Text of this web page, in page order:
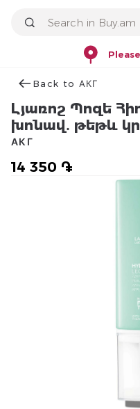
Back to АКГ
Լյառոշ Պոզե
խոնավ․ թեթև
14 350 ֏
АКГ